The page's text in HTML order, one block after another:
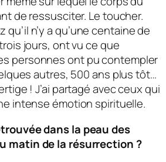
de ressusciter. Le toucher.
n’y a qu’une centaine de
jours, ont vu ce que
personnes ont pu contempler
autres, 500 ans plus tôt…
! J’ai partagé avec ceux qui
intense émotion spirituelle.
dans la peau des
matin de la résurrection ?